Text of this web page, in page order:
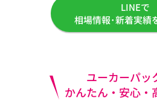
LINEで
相場情報･新着実績
ユーカーパッ
かんたん・安心・